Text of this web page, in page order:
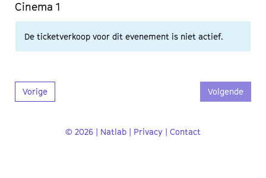
Cinema 1
De ticketverkoop voor dit evenement is niet actief.
Vorige Volgende
© 2026 | Natlab | Privacy | Contact